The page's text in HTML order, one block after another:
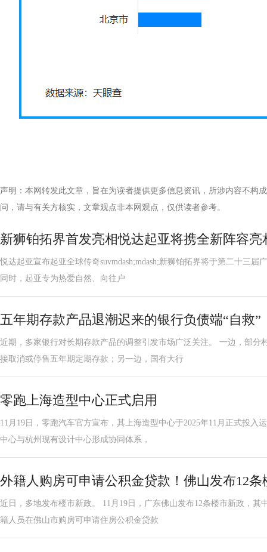
声明：本网转发此文章，旨在为读者提供更多信息资讯，所涉内容不构
问，请与有关方核实，文章观点非本网观点，仅供读者参考。
新狮铂拓界首发亮相悦达起亚将携全新阵容亮
悦达起亚宣布起亚全球传奇suvmdash;mdash;新狮铂拓界将于第二十三届
同时，起亚专为热爱自然、向往户
五年期存款产品退潮迟来的银行负债端“自救”
近期，多家银行对长期存款产品的调整引发市场广泛关注。 一边，部分
接取消或停售五年期定期存款；另一边，国有大行
零跑上海造型中心正式启用
11月19日，零跑汽车官方宣布，其上海造型中心于2025年11月正式投入
中心与杭州现有设计中心形成协同体系，
外籍人购房可申请公积金贷款！佛山发布12条
近日，多地发布楼市新政。 11月19日，广东佛山发布12条楼市新政，其
籍人员在佛山市购房可申请住房公积金贷款